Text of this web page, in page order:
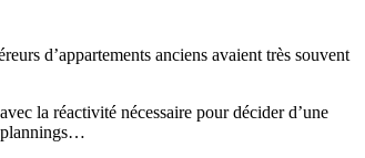
d’appartements anciens avaient très souvent
la réactivité nécessaire pour décider d’une
plannings…